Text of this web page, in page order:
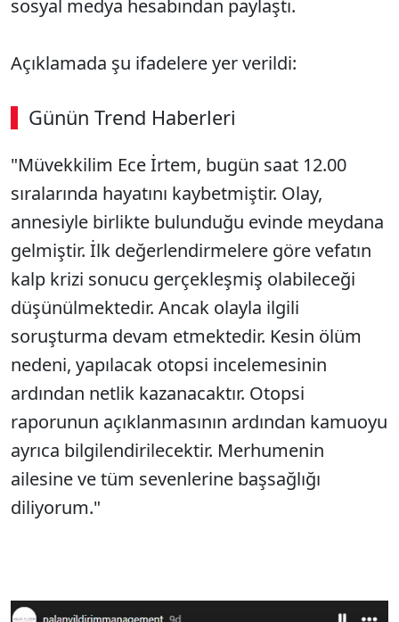
sosyal medya hesabından paylaştı.
Açıklamada şu ifadelere yer verildi:
Günün Trend Haberleri
00:03 / 09:15
Sesi Aç
"Müvekkilim Ece İrtem, bugün saat 12.00
sıralarında hayatını kaybetmiştir. Olay,
annesiyle birlikte bulunduğu evinde meydana
gelmiştir. İlk değerlendirmelere göre vefatın
kalp krizi sonucu gerçekleşmiş olabileceği
düşünülmektedir. Ancak olayla ilgili
soruşturma devam etmektedir. Kesin ölüm
nedeni, yapılacak otopsi incelemesinin
ardından netlik kazanacaktır. Otopsi
raporunun açıklanmasının ardından kamuoyu
ayrıca bilgilendirilecektir. Merhumenin
ailesine ve tüm sevenlerine başsağlığı
diliyorum."